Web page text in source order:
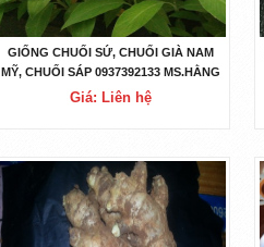
GIỐNG CHUỐI SỨ, CHUỐI GIÀ NAM
MỸ, CHUỐI SÁP 0937392133 MS.HẰNG
Giá: Liên hệ